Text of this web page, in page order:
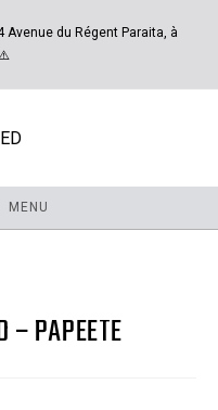
Avenue du Régent Paraita, à
⚠️
MENU
– PAPEETE